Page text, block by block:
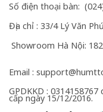
Số điện thoại bàn:
Địa chỉ : 33/4 Lý Văn
Showroom Hà Nội:
Email :
GPDKKD :
cấp ngày 15/12/2016.